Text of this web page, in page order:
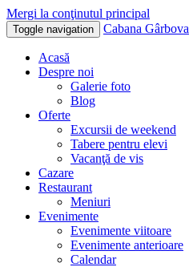
Mergi la conţinutul principal
Toggle navigation Cabana Gârbova
Acasă
Despre noi
Galerie foto
Blog
Oferte
Excursii de weekend
Tabere pentru elevi
Vacanţă de vis
Cazare
Restaurant
Meniuri
Evenimente
Evenimente viitoare
Evenimente anterioare
Calendar